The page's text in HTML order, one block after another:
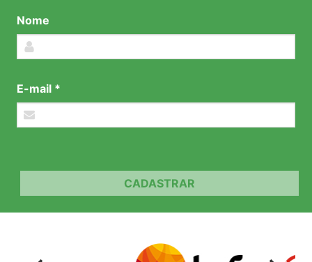
Nome
E-mail *
CADASTRAR